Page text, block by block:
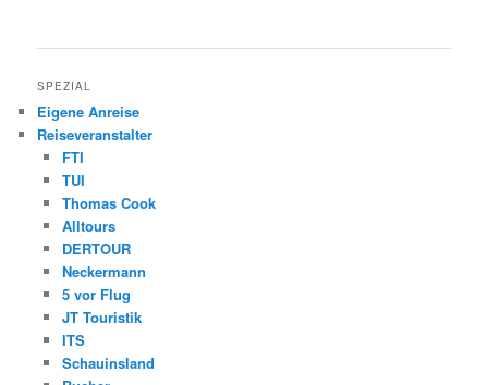
SPEZIAL
Eigene Anreise
Reiseveranstalter
FTI
TUI
Thomas Cook
Alltours
DERTOUR
Neckermann
5 vor Flug
JT Touristik
ITS
Schauinsland